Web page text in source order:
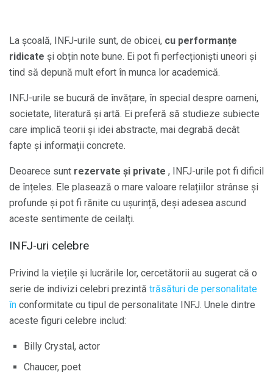
La școală, INFJ-urile sunt, de obicei, cu performanțe
ridicate și obțin note bune. Ei pot fi perfecționiști uneori și
tind să depună mult efort în munca lor academică.
INFJ-urile se bucură de învățare, în special despre oameni,
societate, literatură și artă. Ei preferă să studieze subiecte
care implică teorii și idei abstracte, mai degrabă decât
fapte și informații concrete.
Deoarece sunt rezervate și private , INFJ-urile pot fi dificil
de înțeles. Ele plasează o mare valoare relațiilor strânse și
profunde și pot fi rănite cu ușurință, deși adesea ascund
aceste sentimente de ceilalți.
INFJ-uri celebre
Privind la viețile și lucrările lor, cercetătorii au sugerat că o
serie de indivizi celebri prezintă trăsături de personalitate
în conformitate cu tipul de personalitate INFJ. Unele dintre
aceste figuri celebre includ:
Billy Crystal, actor
Chaucer, poet